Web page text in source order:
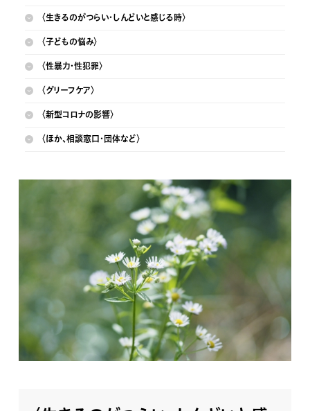
〈生きるのがつらい・しんどいと感じる時〉
〈子どもの悩み〉
〈性暴力・性犯罪〉
〈グリーフケア〉
〈新型コロナの影響〉
〈ほか、相談窓口・団体など〉